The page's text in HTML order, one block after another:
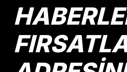
Ürün fiyatı diğer sitelerden